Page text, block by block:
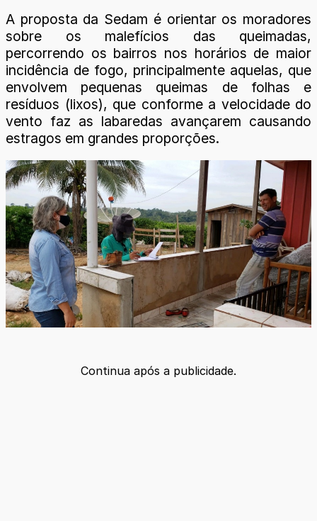
A proposta da Sedam é orientar os moradores
sobre os malefícios das queimadas,
percorrendo os bairros nos horários de maior
incidência de fogo, principalmente aquelas, que
envolvem pequenas queimas de folhas e
resíduos (lixos), que conforme a velocidade do
vento faz as labaredas avançarem causando
estragos em grandes proporções.
Continua após a publicidade.